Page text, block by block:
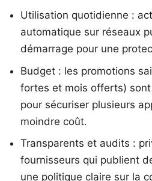
Utilisation quotidienne :
automatique sur réseaux
démarrage pour une
Budget : les promotions
fortes et mois offerts)
pour sécuriser plusieurs
moindre coût.
Transparents et audits :
fournisseurs qui publient
une politique claire sur la